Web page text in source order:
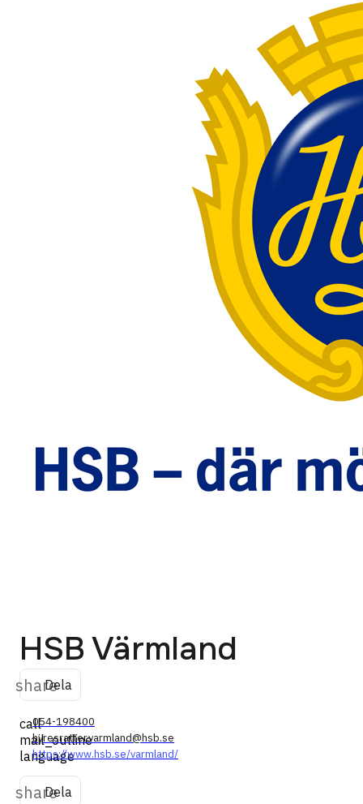
HSB Värmland
shareDela
call054-198400
mail_outline
hyresratter.varmland@hsb.se
language
https://www.hsb.se/varmland/
shareDela